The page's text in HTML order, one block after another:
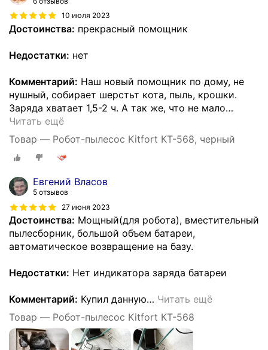
10 июля 2023
Достоинства: прекрасный помощник
Недостатки: нет
Комментарий: Наш новый помощник по дому, не
нушный, собирает шерстьт кота, пыль, крошки.
Заряда хватает 1,5-2 ч. А так же, что не мало…
Читать ещё
Товар — Робот-пылесос Kitfort КТ-568, черный
Евгений Власов
5 отзывов
27 июня 2023
Достоинства: Мощный(для робота), вместительный
пылесборник, большой объем батареи,
автоматическое возвращение на базу.
Недостатки: Нет индикатора заряда батареи
Комментарий: Купил данную… Читать ещё
Товар — Робот-пылесос Kitfort КТ-568